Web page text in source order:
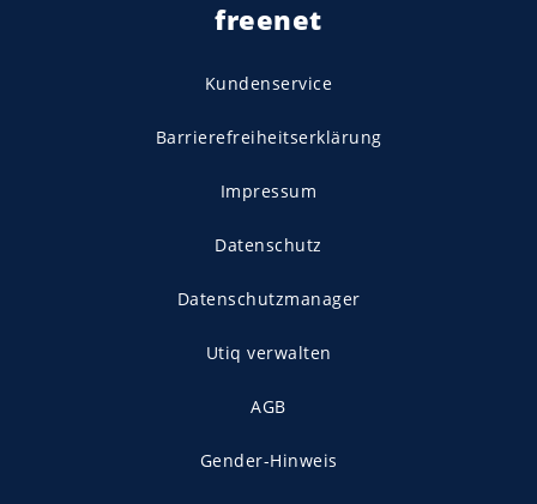
freenet
Kundenservice
Barrierefreiheitserklärung
Impressum
Datenschutz
Datenschutzmanager
Utiq verwalten
AGB
Gender-Hinweis